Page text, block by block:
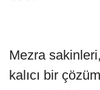
Mezra
kalıcı bir